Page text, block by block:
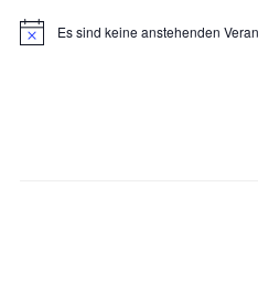
HinweisEs sind keine anstehenden